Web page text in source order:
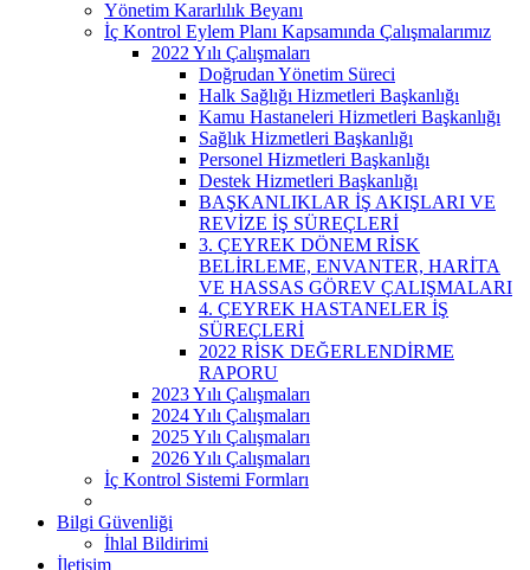
Yönetim Kararlılık Beyanı
İç Kontrol Eylem Planı Kapsamında Çalışmalarımız
2022 Yılı Çalışmaları
Doğrudan Yönetim Süreci
Halk Sağlığı Hizmetleri Başkanlığı
Kamu Hastaneleri Hizmetleri Başkanlığı
Sağlık Hizmetleri Başkanlığı
Personel Hizmetleri Başkanlığı
Destek Hizmetleri Başkanlığı
BAŞKANLIKLAR İŞ AKIŞLARI VE
REVİZE İŞ SÜREÇLERİ
3. ÇEYREK DÖNEM RİSK
BELİRLEME, ENVANTER, HARİTA
VE HASSAS GÖREV ÇALIŞMALARI
4. ÇEYREK HASTANELER İŞ
SÜREÇLERİ
2022 RİSK DEĞERLENDİRME
RAPORU
2023 Yılı Çalışmaları
2024 Yılı Çalışmaları
2025 Yılı Çalışmaları
2026 Yılı Çalışmaları
İç Kontrol Sistemi Formları
Bilgi Güvenliği
İhlal Bildirimi
İletişim